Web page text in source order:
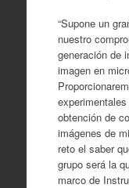
“Supone un
nuestro
generación de
imagen en
obtención de
imágenes de
reto el saber
grupo será la
marco de